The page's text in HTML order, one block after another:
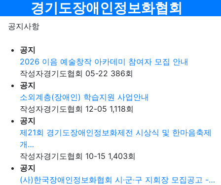
메뉴경기도장애인정보화협회
공지사항
공지
2026 이음 예술창작 아카데미 참여자 모집 안내
작성자경기도협회 05-22 386회
공지
소외계층(장애인) 학습지원 사업안내
작성자경기도협회 12-05 1,118회
공지
제21회 경기도장애인정보화제전 시상식 및 한마음축제
개…
작성자경기도협회 10-15 1,403회
공지
(사)한국장애인정보화협회 시·군·구 지회장 모집공고 -…